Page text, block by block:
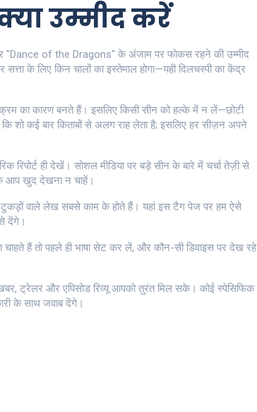
उम्मीद करें
of the Dragons" के अंजाम पर फोकस रहने की उम्मीद
के लिए किन चालों का इस्तेमाल होगा—यही दिलचस्पी का केंद्र
का कारण बनते हैं। इसलिए किसी सीन को हल्के में न लें—छोटी
शो कई बार किताबों से अलग राह लेता है; इसलिए हर सीज़न अपने
ही देखें। सोशल मीडिया पर बड़े सीन के बारे में चर्चा तेज़ी से
आप खुद देखना न चाहें।
वाले लेख सबसे काम के होते हैं। यहां इस टैग पेज पर हम ऐसे
देंगे।
हैं तो पहले ही भाषा सेट कर लें, और कौन-सी डिवाइस पर देख रहे
ट्रेलर और एपिसोड रिव्यू आपको तुरंत मिल सके। कोई स्पेसिफिक
के साथ जवाब देंगे।